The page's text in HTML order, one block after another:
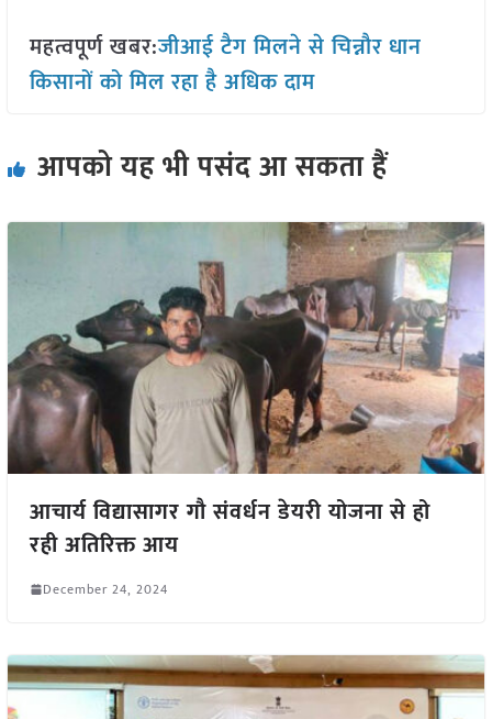
महत्वपूर्ण खबर:जीआई टैग मिलने से चिन्नौर धान
किसानों को मिल रहा है अधिक दाम
आपको यह भी पसंद आ सकता हैं
आचार्य विद्यासागर गौ संवर्धन डेयरी योजना से हो
रही अतिरिक्त आय
December 24, 2024